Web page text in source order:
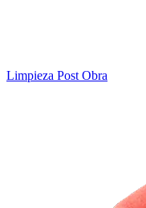
Limpieza Post Obra